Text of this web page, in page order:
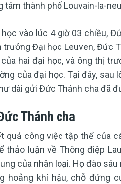
tâm thành phố Louvain-la-
vào lúc 4 giờ 03 chiều,
trưởng Đại học Leuven, Đức
hai đại học, và ông thị
của đại học. Tại đây, sau
dài gửi Đức Thánh cha đã
Thánh cha
quả công việc tập thể của
thảo luận về Thông điệp
của nhân loại. Họ đào
hoảng khí hậu, chỗ đứng